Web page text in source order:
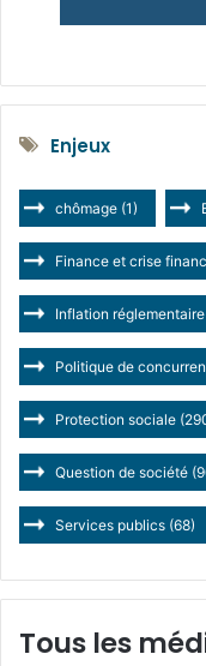
Enjeux
chômage (1)
Finance et crise
Inflation réglementaire
Politique de
Protection sociale
Question de société
Services publics (68)
Tous les